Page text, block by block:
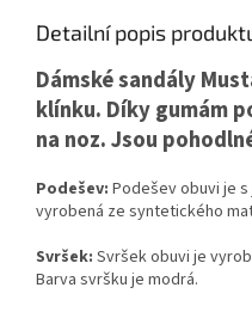
Detailní popis
Dámské sandály
klínku. Díky gumám
na noz. Jsou
Podešev: Podešev obuvi je
vyrobená ze syntetického
Svršek: Svršek obuvi je
Barva svršku je modrá.